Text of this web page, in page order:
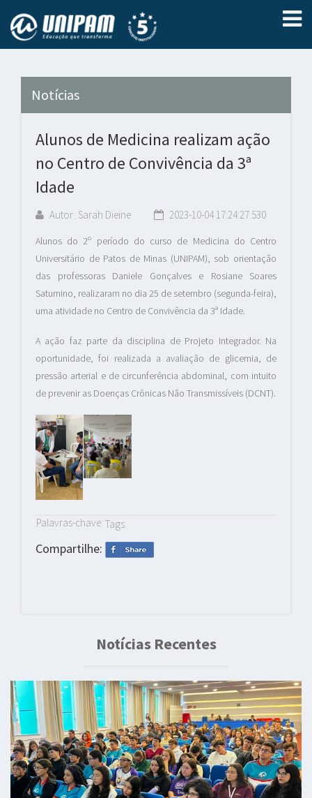
Notícias
Alunos de Medicina realizam ação
no Centro de Convivência da 3ª
Idade
Autor: Sarah Dieine 2023-10-04 17:24:27.530
Alunos do 2º período do curso de Medicina do Centro
Universitário de Patos de Minas (UNIPAM), sob orientação
das professoras Daniele Gonçalves e Rosiane Soares
Saturnino, realizaram no dia 25 de setembro (segunda-feira),
uma atividade no Centro de Convivência da 3ª Idade.
A ação faz parte da disciplina de Projeto Integrador. Na
oportunidade, foi realizada a avaliação de glicemia, de
pressão arterial e de circunferência abdominal, com intuito
de prevenir as Doenças Crônicas Não Transmissíveis (DCNT).
Palavras-chave: Tags:
Compartilhe:
Notícias Recentes